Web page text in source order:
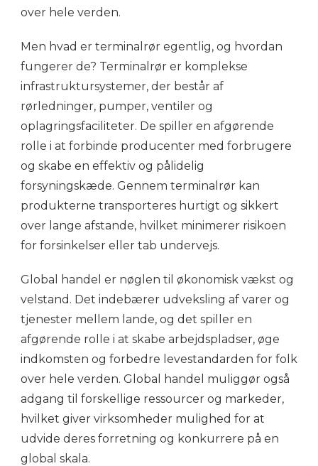
over hele verden.
Men hvad er terminalrør egentlig, og hvordan
fungerer de? Terminalrør er komplekse
infrastruktursystemer, der består af
rørledninger, pumper, ventiler og
oplagringsfaciliteter. De spiller en afgørende
rolle i at forbinde producenter med forbrugere
og skabe en effektiv og pålidelig
forsyningskæde. Gennem terminalrør kan
produkterne transporteres hurtigt og sikkert
over lange afstande, hvilket minimerer risikoen
for forsinkelser eller tab undervejs.
Global handel er nøglen til økonomisk vækst og
velstand. Det indebærer udveksling af varer og
tjenester mellem lande, og det spiller en
afgørende rolle i at skabe arbejdspladser, øge
indkomsten og forbedre levestandarden for folk
over hele verden. Global handel muliggør også
adgang til forskellige ressourcer og markeder,
hvilket giver virksomheder mulighed for at
udvide deres forretning og konkurrere på en
global skala.